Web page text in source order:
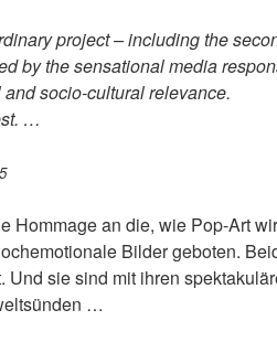
project – including the
by the sensational media
socio-cultural relevance.
…
an die, wie Pop-Art
Bilder geboten.
Und sie sind mit ihren
…